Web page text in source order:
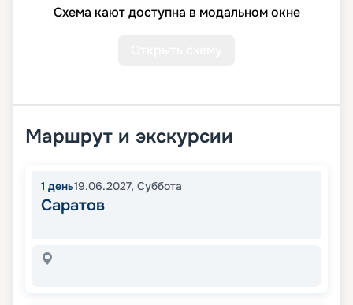
Схема кают доступна в модальном окне
Маршрут и экскурсии
1 день19.06.2027, Суббота
Саратов